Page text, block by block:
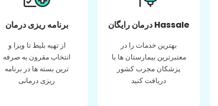
برنامه ریزی درمان
از تهیه بلیط تا ویزا و
انتخاب مقرون به صرفه
ترین بسته ها در برنامه
ریزی درمانی
درمان رایگان Hassale
بهترین خدمات را در
معتبرترین بیمارستان ها با
پزشکان مجرب کشور
دریافت کنید